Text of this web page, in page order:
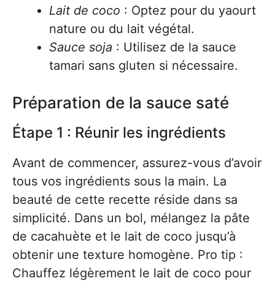
Lait de coco : Optez pour du yaourt
nature ou du lait végétal.
Sauce soja : Utilisez de la sauce
tamari sans gluten si nécessaire.
Préparation de la sauce saté
Étape 1 : Réunir les ingrédients
Avant de commencer, assurez-vous d’avoir
tous vos ingrédients sous la main. La
beauté de cette recette réside dans sa
simplicité. Dans un bol, mélangez la pâte
de cacahuète et le lait de coco jusqu’à
obtenir une texture homogène. Pro tip :
Chauffez légèrement le lait de coco pour